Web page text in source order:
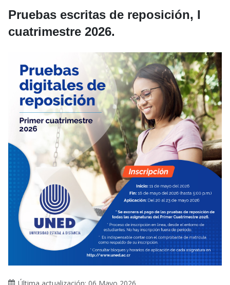
Pruebas escritas de reposición, I
cuatrimestre 2026.